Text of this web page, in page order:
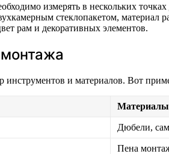
измерять в нескольких точках
стеклопакетом, материал
рам и декоративных элементов.
инструментов и материалов. Вот
Материалы
Дюбели,
Пена